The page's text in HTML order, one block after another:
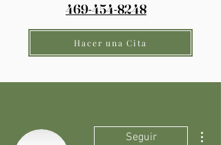
469-454-8248
Hacer una Cita
Seguir